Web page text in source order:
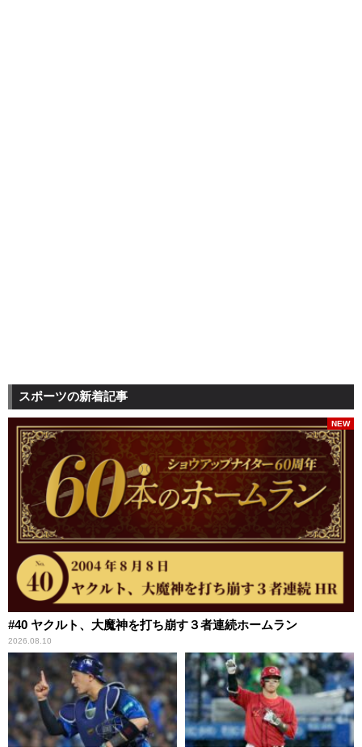
スポーツの新着記事
#40 ヤクルト、大魔神を打ち崩す３者連続ホームラン
2026.08.10
NEW